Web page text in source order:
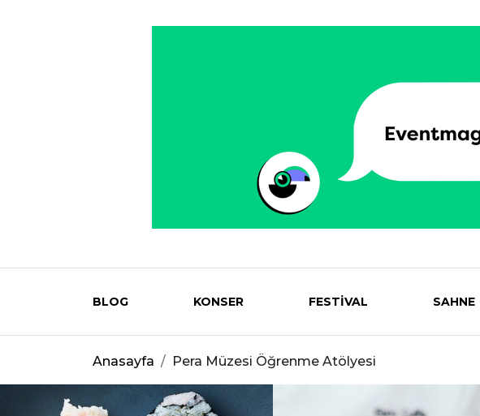
Eventmag
BLOG KONSER FESTİVAL SAHNE
Anasayfa Pera Müzesi Öğrenme Atölyesi